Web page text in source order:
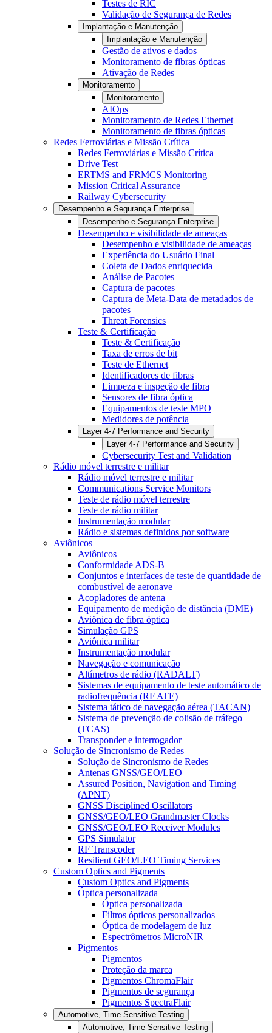
Testes de RIC
Validação de Segurança de Redes
Implantação e Manutenção
Implantação e Manutenção
Gestão de ativos e dados
Monitoramento de fibras ópticas
Ativação de Redes
Monitoramento
Monitoramento
AIOps
Monitoramento de Redes Ethernet
Monitoramento de fibras ópticas
Redes Ferroviárias e Missão Crítica
Redes Ferroviárias e Missão Crítica
Drive Test
ERTMS and FRMCS Monitoring
Mission Critical Assurance
Railway Cybersecurity
Desempenho e Segurança Enterprise
Desempenho e Segurança Enterprise
Desempenho e visibilidade de ameaças
Desempenho e visibilidade de ameaças
Experiência do Usuário Final
Coleta de Dados enriquecida
Análise de Pacotes
Captura de pacotes
Captura de Meta-Data de metadados de
pacotes
Threat Forensics
Teste & Certificação
Teste & Certificação
Taxa de erros de bit
Teste de Ethernet
Identificadores de fibras
Limpeza e inspeção de fibra
Sensores de fibra óptica
Equipamentos de teste MPO
Medidores de potência
Layer 4-7 Performance and Security
Layer 4-7 Performance and Security
Cybersecurity Test and Validation
Rádio móvel terrestre e militar
Rádio móvel terrestre e militar
Communications Service Monitors
Teste de rádio móvel terrestre
Teste de rádio militar
Instrumentação modular
Rádio e sistemas definidos por software
Aviônicos
Aviônicos
Conformidade ADS-B
Conjuntos e interfaces de teste de quantidade de
combustível de aeronave
Acopladores de antena
Equipamento de medição de distância (DME)
Aviônica de fibra óptica
Simulação GPS
Aviônica militar
Instrumentação modular
Navegação e comunicação
Altímetros de rádio (RADALT)
Sistemas de equipamento de teste automático de
radiofrequência (RF ATE)
Sistema tático de navegação aérea (TACAN)
Sistema de prevenção de colisão de tráfego
(TCAS)
Transponder e interrogador
Solução de Sincronismo de Redes
Solução de Sincronismo de Redes
Antenas GNSS/GEO/LEO
Assured Position, Navigation and Timing
(APNT)
GNSS Disciplined Oscillators
GNSS/GEO/LEO Grandmaster Clocks
GNSS/GEO/LEO Receiver Modules
GPS Simulator
RF Transcoder
Resilient GEO/LEO Timing Services
Custom Optics and Pigments
Custom Optics and Pigments
Óptica personalizada
Óptica personalizada
Filtros ópticos personalizados
Óptica de modelagem de luz
Espectrômetros MicroNIR
Pigmentos
Pigmentos
Proteção da marca
Pigmentos ChromaFlair
Pigmentos de segurança
Pigmentos SpectraFlair
Automotive, Time Sensitive Testing
Automotive, Time Sensitive Testing